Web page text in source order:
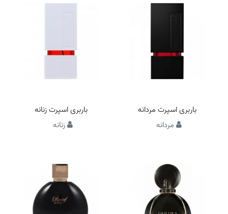
باربری اسپرت مردانه
مردانه
باربری اسپرت زنانه
زنانه